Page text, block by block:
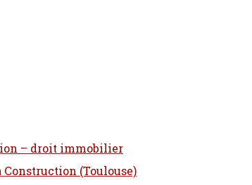
– droit immobilier
(Toulouse)